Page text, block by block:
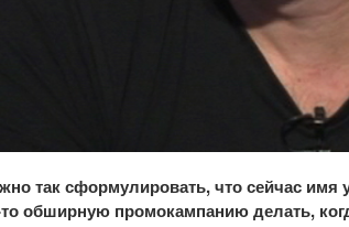
так сформулировать, что сейчас имя
обширную промокампанию делать,